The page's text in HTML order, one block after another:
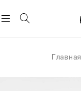
Главная